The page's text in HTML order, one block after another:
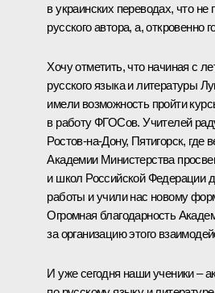
в украинских переводах, что не
русского автора, а, откровенно
Хочу отметить, что начиная с
русского языка и литературы
имели возможность пройти
в работу ФГОСов. Учителей
Ростов-на-Дону, Пятигорск, где
Академии Министерства
и школ Российской Федерации
работы и учили нас новому
Огромная благодарность
за организацию этого
И уже сегодня наши ученики –